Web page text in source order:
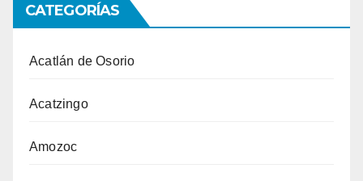
CATEGORÍAS
Acatlán de Osorio
Acatzingo
Amozoc